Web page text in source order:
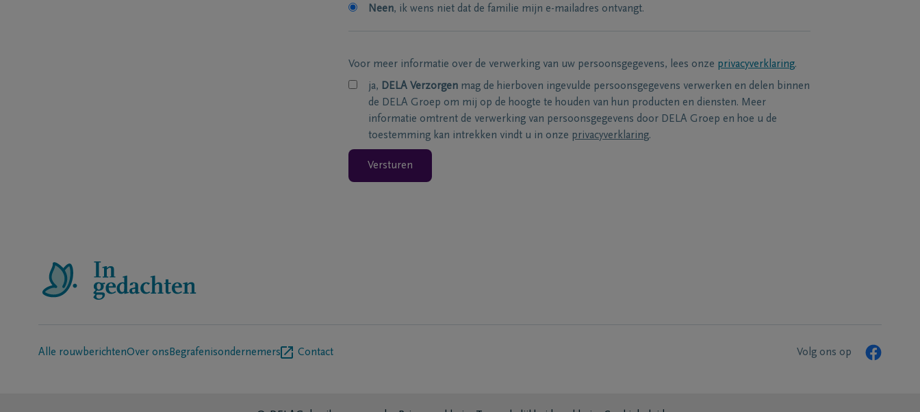
Neen, ik wens niet dat de familie mijn e-mailadres ontvangt.
Voor meer informatie over de verwerking van uw persoonsgegevens, lees onze privacyverklaring.
ja, DELA Verzorgen mag de hierboven ingevulde persoonsgegevens verwerken en delen binnen
de DELA Groep om mij op de hoogte te houden van hun producten en diensten. Meer
informatie omtrent de verwerking van persoonsgegevens door DELA Groep en hoe u de
toestemming kan intrekken vindt u in onze privacyverklaring.
Versturen
Alle rouwberichtenOver ons Begrafenisondernemers Contact Volg ons op